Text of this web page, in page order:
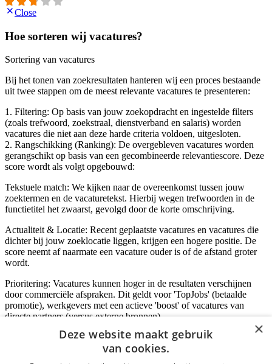
Close
Hoe sorteren wij vacatures?
Sortering van vacatures
Bij het tonen van zoekresultaten hanteren wij een proces bestaande
uit twee stappen om de meest relevante vacatures te presenteren:
1. Filtering: Op basis van jouw zoekopdracht en ingestelde filters
(zoals trefwoord, zoekstraal, dienstverband en salaris) worden
vacatures die niet aan deze harde criteria voldoen, uitgesloten.
2. Rangschikking (Ranking): De overgebleven vacatures worden
gerangschikt op basis van een gecombineerde relevantiescore. Deze
score wordt als volgt opgebouwd:
Tekstuele match: We kijken naar de overeenkomst tussen jouw
zoektermen en de vacaturetekst. Hierbij wegen trefwoorden in de
functietitel het zwaarst, gevolgd door de korte omschrijving.
Actualiteit & Locatie: Recent geplaatste vacatures en vacatures die
dichter bij jouw zoeklocatie liggen, krijgen een hogere positie. De
score neemt af naarmate een vacature ouder is of de afstand groter
wordt.
Prioritering: Vacatures kunnen hoger in de resultaten verschijnen
door commerciële afspraken. Dit geldt voor 'TopJobs' (betaalde
promotie), werkgevers met een actieve 'boost' of vacatures van
directe partners (versus externe bronnen).
×
Deze website maakt gebruik
van cookies.